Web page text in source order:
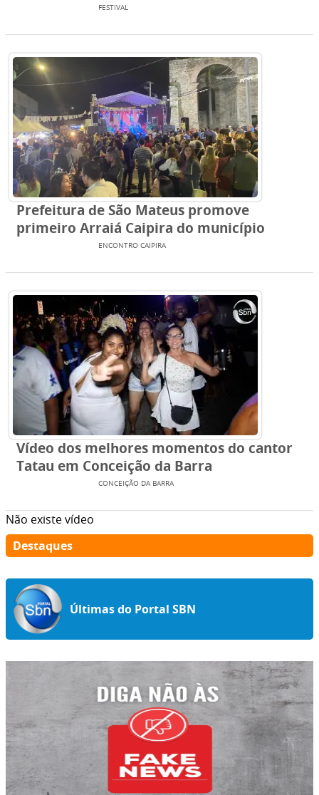
FESTIVAL
Prefeitura de São Mateus promove
primeiro Arraiá Caipira do município
ENCONTRO CAIPIRA
Vídeo dos melhores momentos do cantor
Tatau em Conceição da Barra
CONCEIÇÃO DA BARRA
Não existe vídeo
Destaques
Últimas do Portal SBN